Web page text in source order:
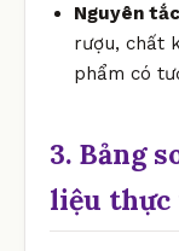
Nguyên
rượu, chất
phẩm có
3. Bảng
liệu thực